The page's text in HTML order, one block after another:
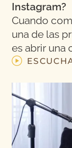
Instagram?
Cuando
una de las
es abrir una